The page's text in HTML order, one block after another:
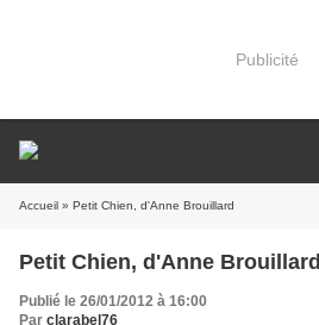
Publicité
Accueil » Petit Chien, d'Anne Brouillard
Petit Chien, d'Anne Brouillard
Publié le 26/01/2012 à 16:00
Par clarabel76